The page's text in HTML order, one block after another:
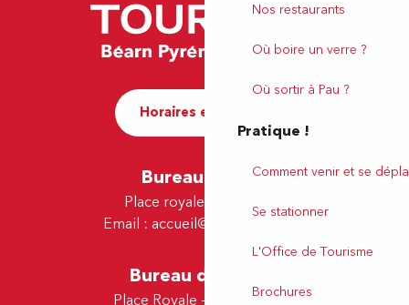
Nos restaurants
Où boire un verre ?
Où sortir à Pau ?
Pratique !
Comment venir et se
Se stationner
L'Office de Tourisme
Brochures
Horaires et contact
Bureau de Pau
Place royale - 64000 Pau
Email : accueil@tourismepau.fr
Bureau de Lescar
Place Royale - 64230 Lescar